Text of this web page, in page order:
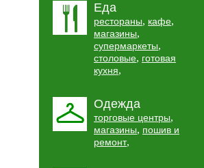
Еда
рестораны, кафе,
магазины,
супермаркеты,
столовые, готовая
кухня,
Одежда
торговые центры,
магазины, пошив и
ремонт,